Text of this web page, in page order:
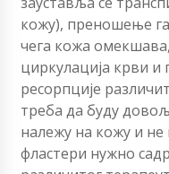
кожу), преношење
чега кожа
циркулација крви
ресорпције
треба да буду
належу на кожу и
фластери нужно